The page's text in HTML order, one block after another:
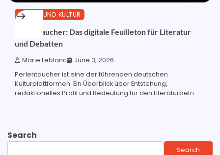
MEDIEN UND KULTUR
Perlentaucher: Das digitale Feuilleton für Literatur
und Debatten
Marie Leblanc June 3, 2026
Perlentaucher ist eine der führenden deutschen
Kulturplattformen. Ein Überblick über Entstehung,
redaktionelles Profil und Bedeutung für den Literaturbetri
Search
Search